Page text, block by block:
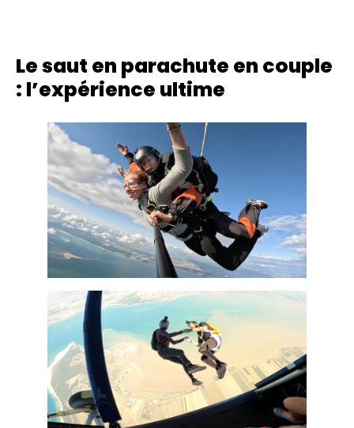
Le saut en parachute en couple
: l’expérience ultime